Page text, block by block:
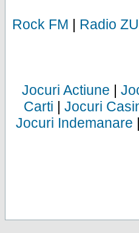
Rock FM | Radio ZU
Jocuri Actiune |
Carti | Jocuri
Jocuri Indemanare |